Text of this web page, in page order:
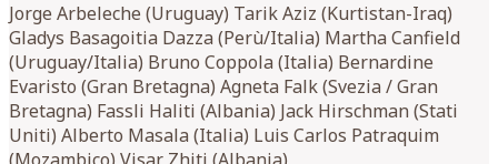
Jorge Arbeleche (Uruguay) Tarik Aziz (Kurtistan-Iraq)
Gladys Basagoitia Dazza (Perù/Italia) Martha Canfield
(Uruguay/Italia) Bruno Coppola (Italia) Bernardine
Evaristo (Gran Bretagna) Agneta Falk (Svezia / Gran
Bretagna) Fassli Haliti (Albania) Jack Hirschman (Stati
Uniti) Alberto Masala (Italia) Luis Carlos Patraquim